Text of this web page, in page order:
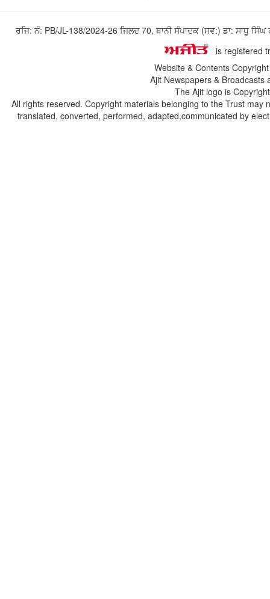
ਰਜਿ: ਨੰ: PB/JL-138/2024-26 ਜਿਲਦ 70, ਬਾਨੀ ਸੰਪਾਦਕ (ਸਵ:) ਡਾ: ਸਾਧੂ
is registered
Website & Contents
Ajit Newspapers &
The Ajit logo is
All rights reserved. Copyright materials belonging to the Trust
translated, converted, performed, adapted,communicated by